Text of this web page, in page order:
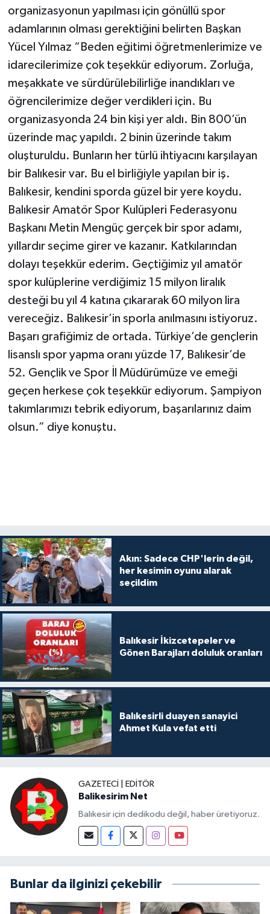
organizasyonun yapılması için gönüllü spor
adamlarının olması gerektiğini belirten Başkan
Yücel Yılmaz “Beden eğitimi öğretmenlerimize ve
idarecilerimize çok teşekkür ediyorum. Zorluğa,
meşakkate ve sürdürülebilirliğe inandıkları ve
öğrencilerimize değer verdikleri için. Bu
organizasyonda 24 bin kişi yer aldı. Bin 800’ün
üzerinde maç yapıldı. 2 binin üzerinde takım
oluşturuldu. Bunların her türlü ihtiyacını karşılayan
bir Balıkesir var. Bu el birliğiyle yapılan bir iş.
Balıkesir, kendini sporda güzel bir yere koydu.
Balıkesir Amatör Spor Kulüpleri Federasyonu
Başkanı Metin Mengüç gerçek bir spor adamı,
yıllardır seçime girer ve kazanır. Katkılarından
dolayı teşekkür ederim. Geçtiğimiz yıl amatör
spor kulüplerine verdiğimiz 15 milyon liralık
desteği bu yıl 4 katına çıkararak 60 milyon lira
vereceğiz. Balıkesir’in sporla anılmasını istiyoruz.
Başarı grafiğimiz de ortada. Türkiye’de gençlerin
lisanslı spor yapma oranı yüzde 17, Balıkesir’de
52. Gençlik ve Spor İl Müdürümüze ve emeği
geçen herkese çok teşekkür ediyorum. Şampiyon
takımlarımızı tebrik ediyorum, başarılarınız daim
olsun.” diye konuştu.
Akın: Sadece CHP'lerin değil,
her kesimin oyunu alarak
seçildim
Balıkesir İkizcetepeler ve
Gönen Barajları doluluk oranları
Balıkesirli duayen sanayici
Ahmet Kula vefat etti
GAZETECI | EDITÖR
Balikesirim Net
Balıkesir için dedikodu değil, haber üretiyoruz.
Bunlar da ilginizi çekebilir